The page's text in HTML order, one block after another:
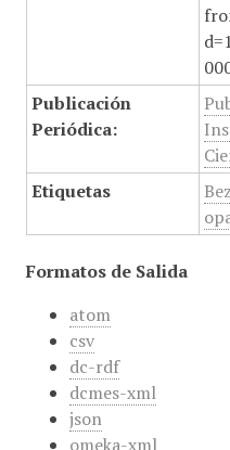
Publicación
Periódica:
Etiquetas
Formatos de Salida
atom
csv
dc-rdf
dcmes-xml
json
omeka-xml